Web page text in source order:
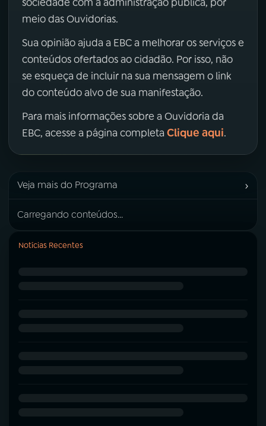
meio das Ouvidorias.
Sua opinião ajuda a EBC a melhorar os serviços e
conteúdos ofertados ao cidadão. Por isso, não
se esqueça de incluir na sua mensagem o link
do conteúdo alvo de sua manifestação.
Para mais informações sobre a Ouvidoria da
EBC, acesse a página completa Clique aqui.
Veja mais do Programa ›
Carregando conteúdos...
Notícias Recentes